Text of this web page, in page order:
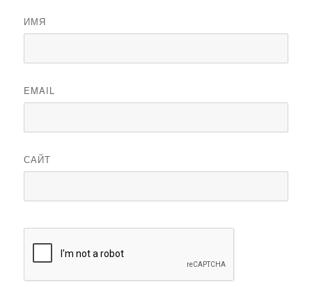
ИМЯ
EMAIL
САЙТ